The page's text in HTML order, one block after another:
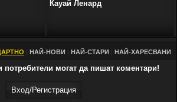
Кауай Ленард
НАЙ-НОВИ НАЙ-СТАРИ НАЙ-ХАРЕСВАНИ
потребители могат да пишат коментари!
Вход/Регистрaция